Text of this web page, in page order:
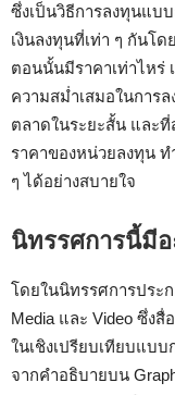
ซึ่งเป็นวิธีการลงทุนแบ
เงินลงทุนที่เท่า ๆ กันโ
ตอนนั้นมีราคาเท่าไหร่
ความสม่ำเสมอในการ
ตลาดในระยะสั้น และ
ราคาของหน่วยลงทุน ท
ๆ ได้อย่างสบายใจ
นิทรรศการนี้มีอ
โดยในนิทรรศการประ
Media และ Video ซึ่ง
ในเชิงเปรียบเทียบแบ
จากคำอธิบายบน